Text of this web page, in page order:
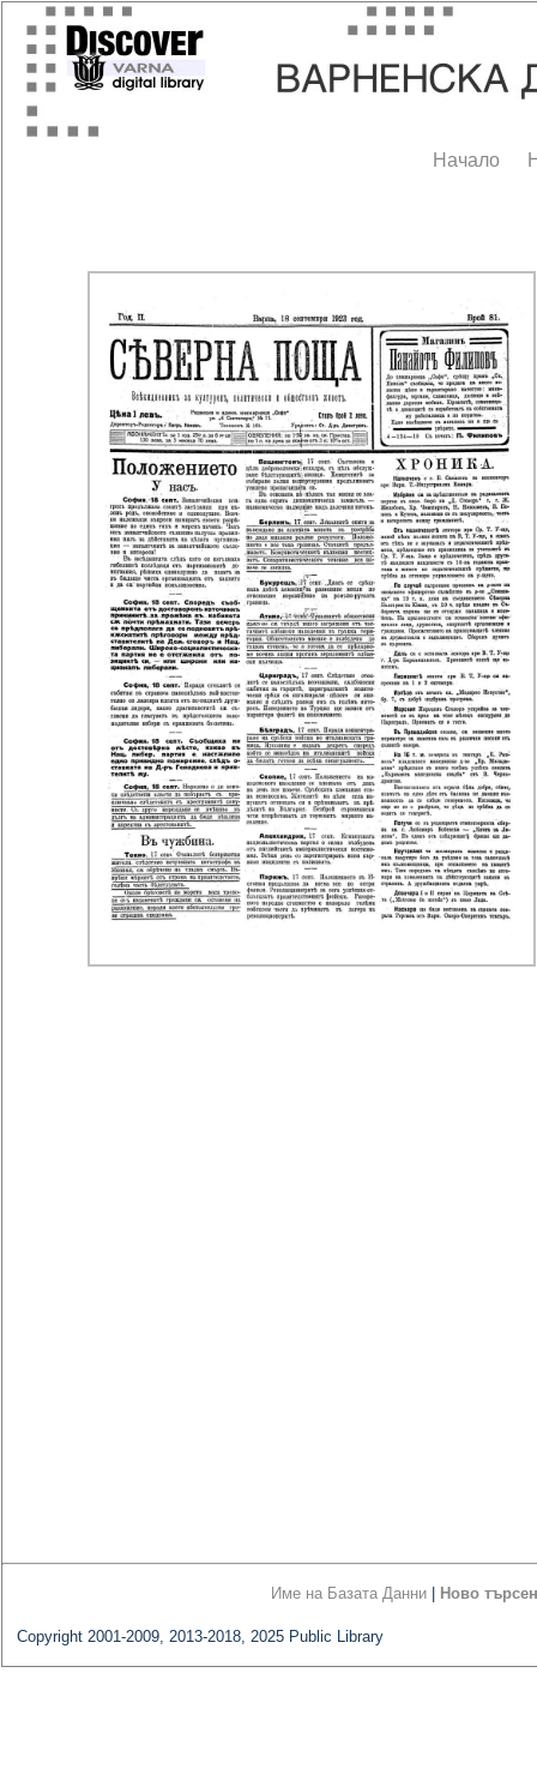
Начало
Име на Базата Данни Ново
Copyright 2001-2009, 2013-2018, 2025 Public Library